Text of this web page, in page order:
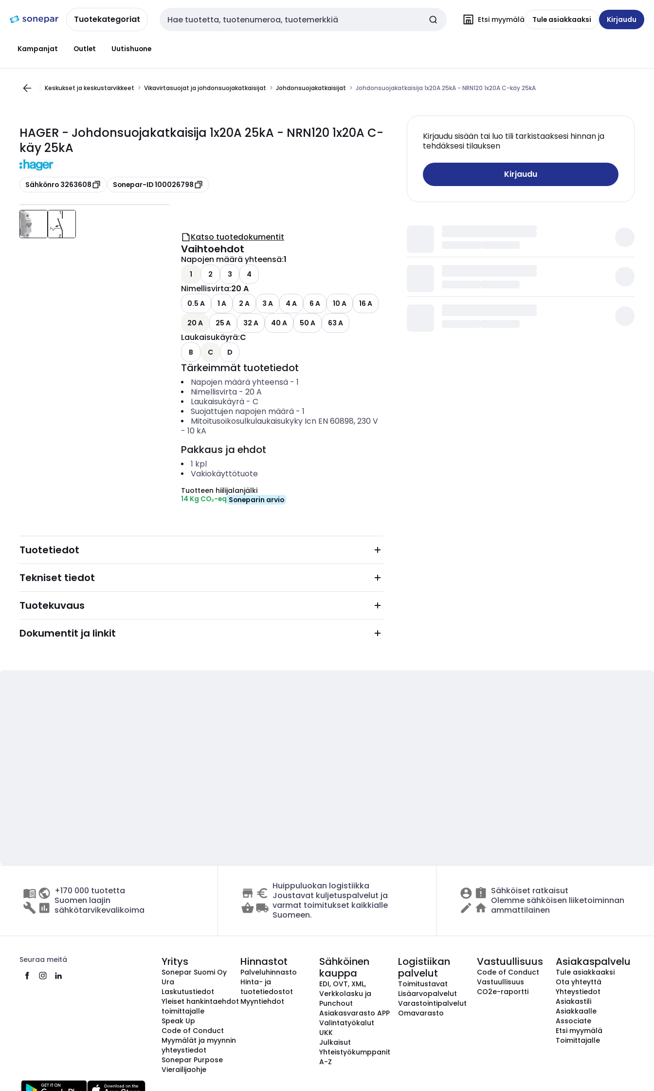
navigointiinsisältöönTuotekategoriat Haku Etsi myymälä Tule asiakkaaksi Kirjaudu
Kampanjat Outlet Uutishuone
Keskukset ja keskustarvikkeet Vikavirtasuojat ja johdonsuojakatkaisijat Johdonsuojakatkaisijat Johdonsuojakatkaisija 1x20A 25kA - NRN120 1x20A C-käy 25kA
HAGER - Johdonsuojakatkaisija 1x20A 25kA - NRN120 1x20A C-
käy 25kA
Kopioi
Sähkönro 3263608 Kopioi
Sonepar-ID 100026798
Kirjaudu sisään tai luo tili tarkistaaksesi hinnan ja
tehdäksesi tilauksen
Kirjaudu
Katso tuotedokumentit
Vaihtoehdot
Napojen määrä yhteensä:1
1 2 3 4
Nimellisvirta:20 A
0.5 A 1 A 2 A 3 A 4 A 6 A 10 A
16 A
20 A
25 A 32 A 40 A 50 A 63 A
Laukaisukäyrä:C
B C D
Tärkeimmät tuotetiedot
Napojen määrä yhteensä- 1
Nimellisvirta- 20 A
Laukaisukäyrä- C
Suojattujen napojen määrä- 1
Mitoitusoikosulkulaukaisukyky Icn EN 60898, 230 V
- 10 kA
Pakkaus ja ehdot
1 kpl
Vakiokäyttötuote
Tuotteen hiilijalanjälki
14 Kg CO₂-eq Soneparin arvio
Tuotetiedot
Tekniset tiedot
Tuotekuvaus
Dokumentit ja linkit
+170 000 tuotetta
Suomen laajin
sähkötarvikevalikoima
Huippuluokan logistiikka
Joustavat kuljetuspalvelut ja
varmat toimitukset kaikkialle
Suomeen.
Sähköiset ratkaisut
Olemme sähköisen liiketoiminnan
ammattilainen
Seuraa meitä Yritys
Sonepar Suomi Oy
Ura
Laskutustiedot
Yleiset hankintaehdot
toimittajalle
Speak Up
Code of Conduct
Myymälät ja myynnin
yhteystiedot
Sonepar Purpose
Vierailijaohje
Hinnastot
Palveluhinnasto
Hinta- ja
tuotetiedostot
Myyntiehdot
Sähköinen
kauppa
EDI, OVT, XML,
Verkkolasku ja
Punchout
Asiakasvarasto APP
Valintatyökalut
UKK
Julkaisut
Yhteistyökumppanit
A-Z
Logistiikan
palvelut
Toimitustavat
Lisäarvopalvelut
Varastointipalvelut
Omavarasto
Vastuullisuus
Code of Conduct
Vastuullisuus
CO2e-raportti
Asiakaspalvelu
Tule asiakkaaksi
Ota yhteyttä
Yhteystiedot
Asiakastili
Asiakkaalle
Associate
Etsi myymälä
Toimittajalle